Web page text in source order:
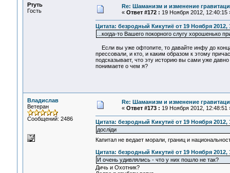
Ртуть
Гость
Re: Шаманизм и изменение
« Ответ #172 : 19 Ноября 2012, 12:40:15
Цитата: безродный Кикутиё от 19 Ноября 2012,
...когда-то Вашего покорного слугу хорошенько
Если вы уже офтопите, то давайте инфу до
прессовали, и кто, и каким образом к этому
подсказывает, что эту историю вы сами уже
понимаете о чем я?
Владислав
Ветеран
Сообщений: 2486
Re: Шаманизм и изменение
« Ответ #173 : 19 Ноября 2012, 12:48:51
Цитата: безродный Кикутиё от 19 Ноября 2012,
дослiди
Капитал не ведает морали, границ и
Цитата: безродный Кикутиё от 19 Ноября 2012,
И очень удивлялись - что у них пошло не так?
Дичь и Охотник?